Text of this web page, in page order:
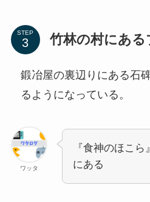
STEP 竹林の村にある
鍛冶屋の裏辺りにある石
るようになっている。
ワッタ
『食神のほこら
にある